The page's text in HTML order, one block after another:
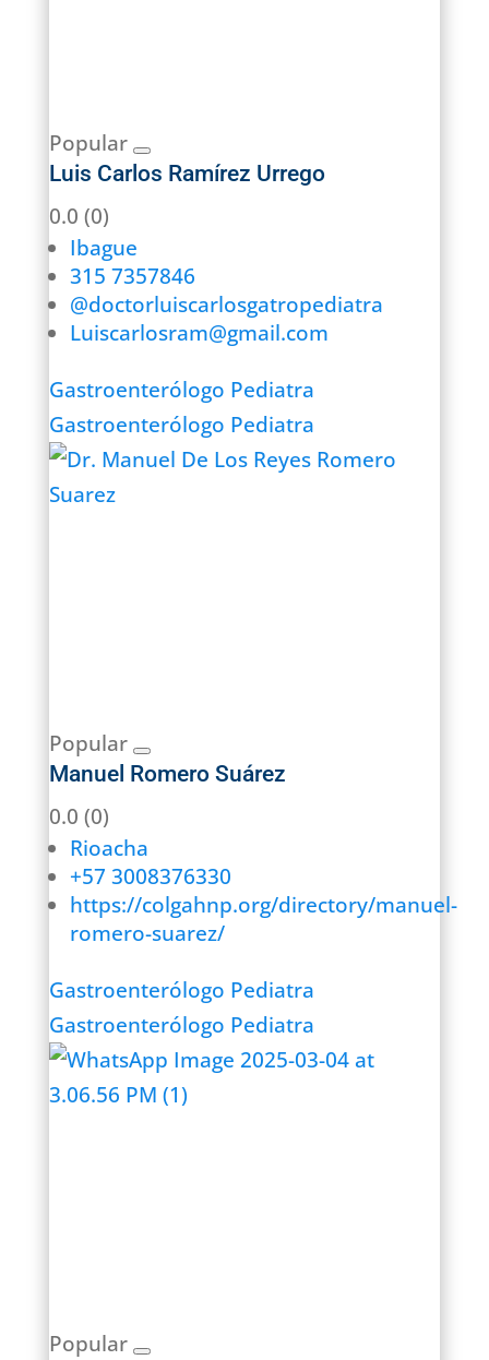
Popular
Luis Carlos Ramírez Urrego
0.0 (0)
Ibague
315 7357846
@doctorluiscarlosgatropediatra
Luiscarlosram@gmail.com
Gastroenterólogo Pediatra
Gastroenterólogo Pediatra
Popular
Manuel Romero Suárez
0.0 (0)
Rioacha
+57 3008376330
https://colgahnp.org/directory/manuel-
romero-suarez/
Gastroenterólogo Pediatra
Gastroenterólogo Pediatra
Popular